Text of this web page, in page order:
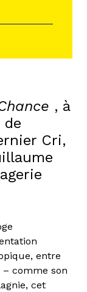
, à
de
Cri,
entre
comme son
cet